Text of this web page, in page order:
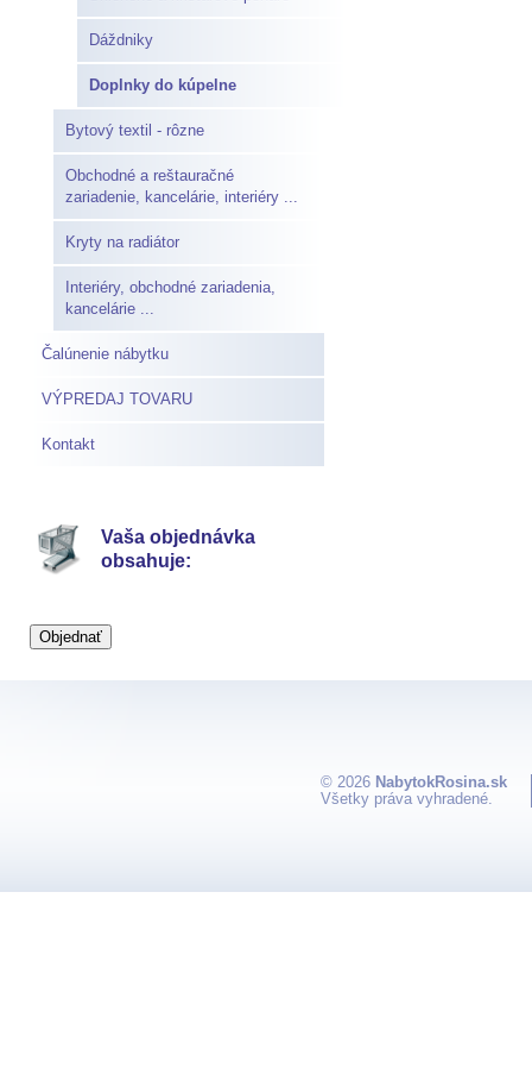
Dáždniky
Doplnky do kúpelne
Bytový textil - rôzne
Obchodné a reštauračné
zariadenie, kancelárie, interiéry ...
Kryty na radiátor
Interiéry, obchodné zariadenia,
kancelárie ...
Čalúnenie nábytku
VÝPREDAJ TOVARU
Kontakt
Vaša objednávka
obsahuje:
© 2026 NabytokRosina.sk
Všetky práva vyhradené.